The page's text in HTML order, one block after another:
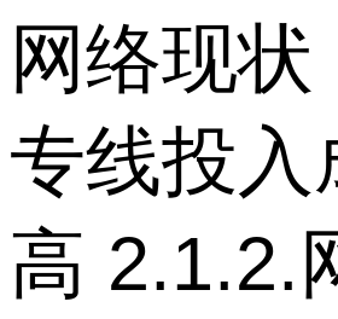
网络现状
专线投入
高 2.1.2.